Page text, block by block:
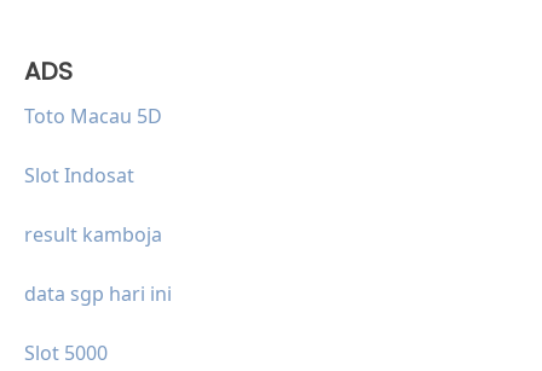
ADS
Toto Macau 5D
Slot Indosat
result kamboja
data sgp hari ini
Slot 5000